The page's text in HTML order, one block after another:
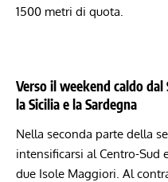
1500 metri di quota.
Verso il weekend caldo dal
la Sicilia e la Sardegna
Nella seconda parte della
intensificarsi al Centro-Sud
due Isole Maggiori. Al